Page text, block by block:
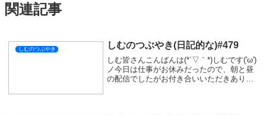
関連記事
しむのつぶやき しむのつぶやき(日記的な)#479
しむ皆さんこんばんは(*´▽｀*)しむです('ω')
ノ今日は仕事がお休みだったので、朝と昼
の配信でしたがお付き合いいただきありが